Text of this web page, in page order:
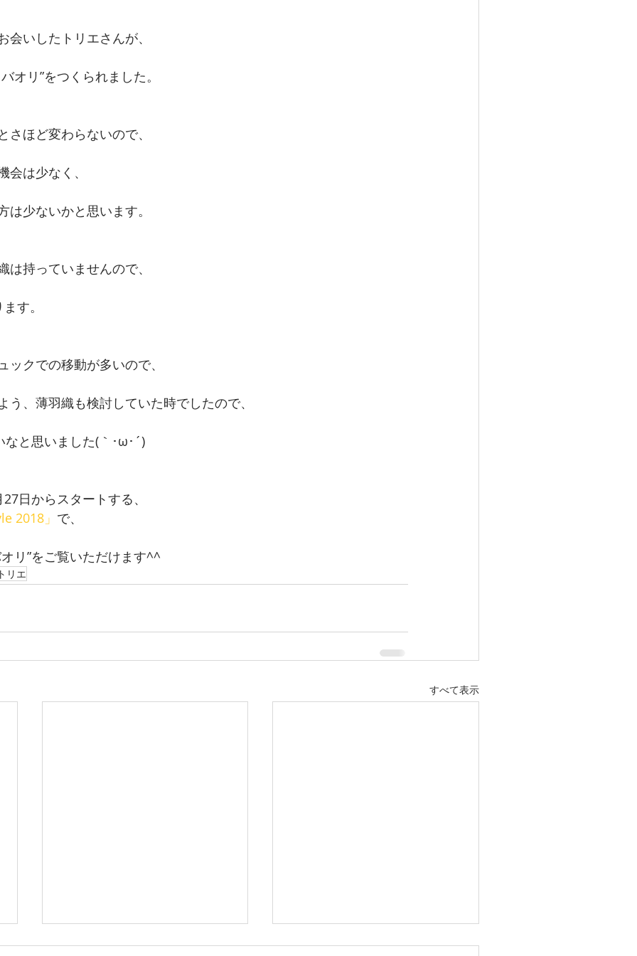
会いしたトリエさんが、
オリ”をつくられました。
さほど変わらないので、
会は少なく、
は少ないかと思います。
は持っていませんので、
す。
ックでの移動が多いので、
う、薄羽織も検討していた時でしたので、
なと思いました(｀･ω･´)
日からスタートする、
2018」 で、
リ”をご覧いただけます^^
リエ
すべて表示